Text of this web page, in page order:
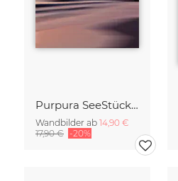
Purpura SeeStück No.18
Wandbilder ab 14,90 €
17,90 € -20%